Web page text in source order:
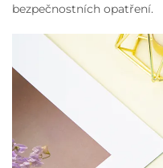
bezpečnostních opatření.